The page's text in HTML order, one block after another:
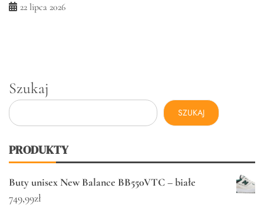
22 lipca 2026
Szukaj
SZUKAJ
PRODUKTY
Buty unisex New Balance BB550VTC – białe
749,99zł